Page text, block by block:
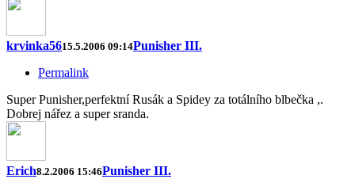
krvinka5615.5.2006 09:14Punisher III.
Permalink
Super Punisher,perfektní Rusák a Spidey za totálního blbečka ,.
Dobrej nářez a super sranda.
Erich8.2.2006 15:46Punisher III.